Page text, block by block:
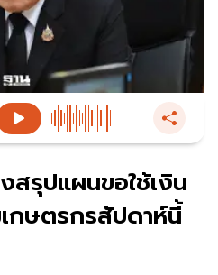
สรุปแผนขอใช้เงิน
กษตรกรสัปดาห์นี้